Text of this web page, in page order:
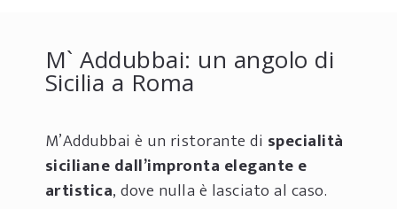
M` Addubbai: un angolo di
Sicilia a Roma
M’Addubbai è un ristorante di specialità
sicilianedall’impronta elegante e
artistica, dove nulla è lasciato al caso.